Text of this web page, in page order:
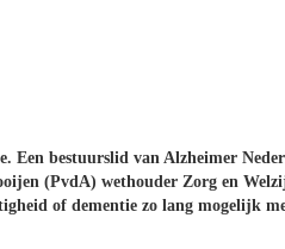
Een bestuurslid van Alzheimer
(PvdA) wethouder Zorg en
of dementie zo lang mogelijk